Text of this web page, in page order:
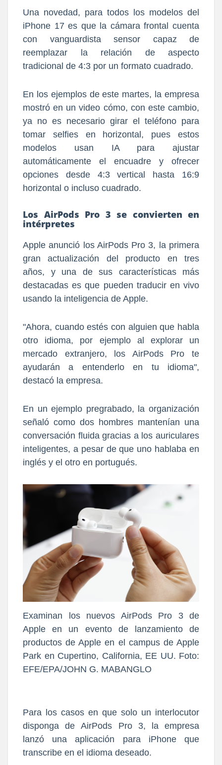
Una novedad, para todos los modelos del
iPhone 17 es que la cámara frontal cuenta
con vanguardista sensor capaz de
reemplazar la relación de aspecto
tradicional de 4:3 por un formato cuadrado.
En los ejemplos de este martes, la empresa
mostró en un video cómo, con este cambio,
ya no es necesario girar el teléfono para
tomar selfies en horizontal, pues estos
modelos usan IA para ajustar
automáticamente el encuadre y ofrecer
opciones desde 4:3 vertical hasta 16:9
horizontal o incluso cuadrado.
Los AirPods Pro 3 se convierten en
intérpretes
Apple anunció los AirPods Pro 3, la primera
gran actualización del producto en tres
años, y una de sus características más
destacadas es que pueden traducir en vivo
usando la inteligencia de Apple.
"Ahora, cuando estés con alguien que habla
otro idioma, por ejemplo al explorar un
mercado extranjero, los AirPods Pro te
ayudarán a entenderlo en tu idioma",
destacó la empresa.
En un ejemplo pregrabado, la organización
señaló como dos hombres mantenían una
conversación fluida gracias a los auriculares
inteligentes, a pesar de que uno hablaba en
inglés y el otro en portugués.
Examinan los nuevos AirPods Pro 3 de
Apple en un evento de lanzamiento de
productos de Apple en el campus de Apple
Park en Cupertino, California, EE UU. Foto:
EFE/EPA/JOHN G. MABANGLO
Para los casos en que solo un interlocutor
disponga deAirPods Pro 3, la empresa
lanzó una aplicación para iPhone que
transcribe en el idioma deseado.